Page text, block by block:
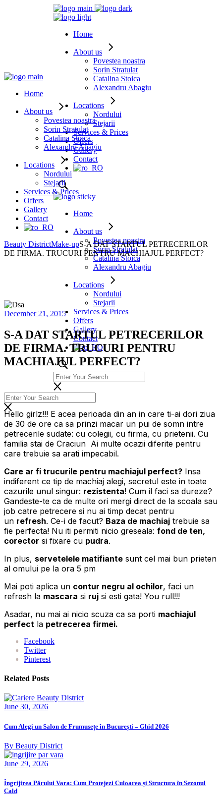
Home
About us
Povestea noastra
Sorin Stratulat
Catalina Stoica
Alexandru Abagiu
Locations
Nordului
Stejarii
Services & Prices
Offers
Gallery
Contact
Home
About us
Povestea noastra
Sorin Stratulat
Catalina Stoica
Alexandru Abagiu
Locations
Nordului
Stejarii
Services & Prices
Offers
Gallery
Contact
Home
About us
Povestea noastra
Sorin Stratulat
Catalina Stoica
Alexandru Abagiu
Locations
Nordului
Stejarii
Services & Prices
Offers
Gallery
Contact
Beauty DistrictMake-upS-A DAT STARTUL PETRECERILOR
DE FIRMA. TRUCURI PENTRU MACHIAJUL PERFECT?
December 21, 2015
S-A DAT STARTUL PETRECERILOR
DE FIRMA. TRUCURI PENTRU
MACHIAJUL PERFECT?
Hello girlz!!! E acea perioada din an in care ti-ai dori ziua
de 30 de ore ca sa prinzi macar un pui de somn intre
petrecerile sudate: cu colegii, cu firma, cu prietenii. Cu
familia stai de Craciun Ai multe ocazii diferite pentru
care trebuie sa arati impecabil.
Care ar fi trucurile pentru machiajul perfect? Insa
indiferent ce tip de machiaj alegi, secretul este in toate
cazurile unul singur: rezistenta! Cum il faci sa dureze?
Gandeste-te ca de multe ori mergi direct de la scoala sau
job catre petrecere si nu ai timp decat pentru
un refresh. Ce-i de facut? Baza de machiaj trebuie sa
fie perfecta! Nu iti permiti nicio greseala: fond de ten,
corector si fixare cu pudra.
In plus, servetelele matifiante sunt cel mai bun prieten
al omului pe la ora 5 pm
Mai poti aplica un contur negru al ochilor, faci un
refresh la mascara si ruj si esti gata! You rull!!!
Asadar, nu mai ai nicio scuza ca sa porti machiajul
perfect la petrecerea firmei.
Facebook
Twitter
Pinterest
Related Posts
June 30, 2026
Cum Alegi un Salon de Frumusețe în București – Ghid 2026
By Beauty District
June 29, 2026
Îngrijirea Părului Vara: Cum Protejezi Culoarea și Structura în Sezonul
Cald